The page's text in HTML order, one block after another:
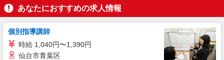
時給1,235円以上
ライフ仲宿店 東京都板橋区仲宿47－11
キープ 詳細を見る
あなたにおすすめの求人情報
個別指導講師
時給 1,040円〜1,390円
仙台市青葉区